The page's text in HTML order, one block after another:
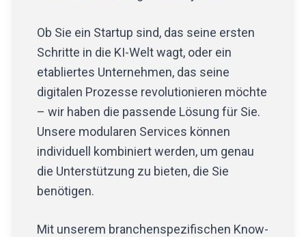
Ob Sie ein Startup sind, das seine ersten
Schritte in die KI-Welt wagt, oder ein
etabliertes Unternehmen, das seine
digitalen Prozesse revolutionieren möchte
– wir haben die passende Lösung für Sie.
Unsere modularen Services können
individuell kombiniert werden, um genau
die Unterstützung zu bieten, die Sie
benötigen.
Mit unserem branchenspezifischen Know-